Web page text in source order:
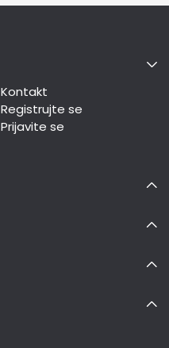
Kontakt
Registrujte se
Prijavite se